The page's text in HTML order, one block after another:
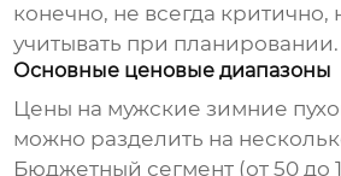
конечно, не всегда критично,
учитывать при планировании.
Основные ценовые диапазоны
Цены на мужские зимние
можно разделить на
Бюджетный сегмент (от 50 до